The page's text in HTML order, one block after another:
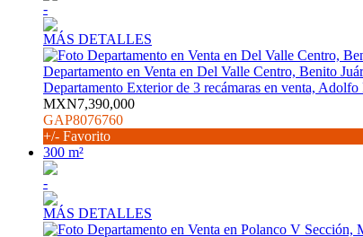
-
MÁS DETALLES
Departamento en Venta en Del Valle Centro, Benito
Departamento Exterior de 3 recámaras en venta,
MXN7,390,000
GAP8076760
+/- Favorito
300 m²
-
MÁS DETALLES